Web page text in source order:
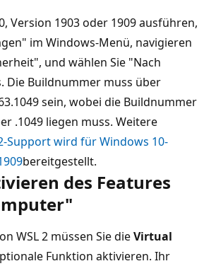
Version 1903 oder 1909 ausführen,
im Windows-Menü, navigieren
und wählen Sie "Nach
Die Buildnummer muss über
sein, wobei die Buildnummer
.1049 liegen muss. Weitere
Support wird für Windows 10-
bereitgestellt.
des Features
WSL 2 müssen Sie dieVirtual
Funktion aktivieren. Ihr